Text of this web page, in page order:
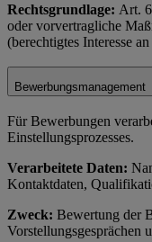
Rechtsgrundlage: Art.
oder vorvertragliche
(berechtigtes Interesse
Bewerbungsmanagement
Für Bewerbungen
Einstellungsprozesses.
Verarbeitete Daten:
Kontaktdaten,
Zweck: Bewertung der
Vorstellungsgesprächen